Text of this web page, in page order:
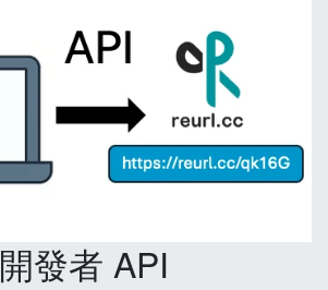
開發者 API